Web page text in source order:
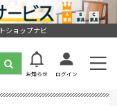
ショップナビ
お知らせ ログイン